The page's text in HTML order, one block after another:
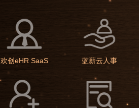
欢创eHR SaaS 蓝薪云人事